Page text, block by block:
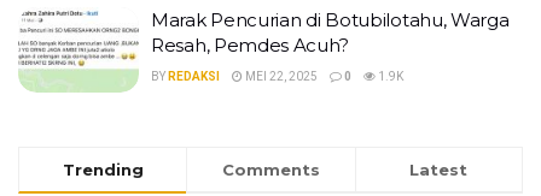
Marak Pencurian di Botubilotahu, Warga
Resah, Pemdes Acuh?
BY REDAKSI MEI 22, 2025 0 1.9K
Trending Comments Latest